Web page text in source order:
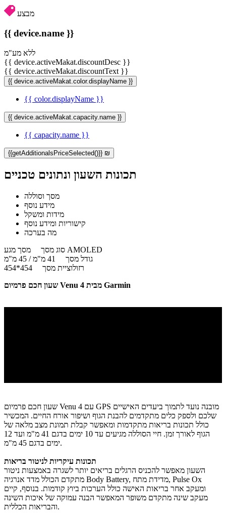
מבצע
{{ device.name }}
ללא מע"מ
{{ device.activeMakat.discountDesc }}
{{ device.activeMakat.discountText }}
{{ device.activeMakat.color.displayName }}
{{ color.displayName }}
{{ device.activeMakat.capacity.name }}
{{ capacity.name }}
{{getAdditionalsPriceSelected()}} ₪
תכונות השעון ונתונים טכניים
מסך וסוללה
מידע נוסף
מידות ומשקל
קישוריות ומידע נוסף
מה בערכה
סוג מסך מסך מגע AMOLED
גודל מסך
רזולוציית מסך
שעון חכם פרמיום Venu 4 מבית Garmin
שעון חכם פרמיום Venu 4 עם GPS מובנה נועד לתמוך ביעדים האישיים
שלכם ולספק כלים מתקדמים להבנת הגוף ושיפור אורח החיים. המכשיר
כולל תכונות בריאות מתקדמות ומאפשר קבלת תמונת מצב מלאה של
הגוף לאורך זמן. חיי הסוללה מגיעים עד 10 ימים בדגם 41 מ"מ ועד 12
ימים בדגם 45 מ"מ.
תכונות עיקריות לניטור בריאות
השעון מאפשר להכניס הרגלים בריאים יותר לשגרה באמצעות ניטור
מתקדם הכולל מדד אנרגיה Body Battery, מדידת מתח, Pulse Ox
ומעקב אחר בריאות האישה כולל הערכות ביוץ קודמות. בנוסף, קיים
מעקב שינה מתקדם משופר המאפשר הבנה עמוקה של איכות השינה
והבריאות הכללית.